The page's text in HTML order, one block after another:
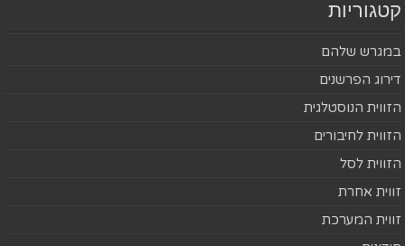
קטגוריות
במגרש שלהם
דירוג הפרשנים
הזווית הנוסטלגית
הזווית לחיבורים
הזווית לסל
זווית אחרת
זווית המערכת